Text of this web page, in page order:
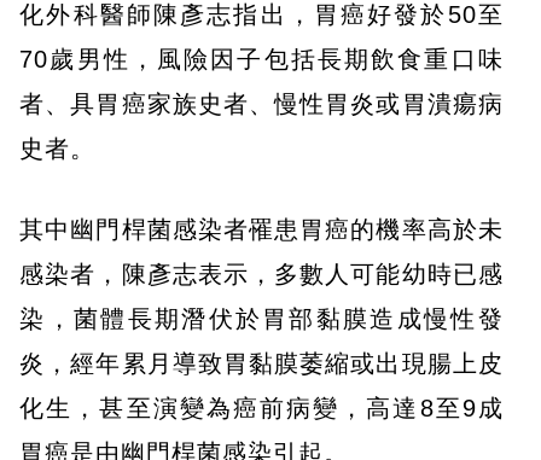
化外科醫師陳彥志指出，胃癌好發於50至
70歲男性，風險因子包括長期飲食重口味
者、具胃癌家族史者、慢性胃炎或胃潰瘍病
史者。
其中幽門桿菌感染者罹患胃癌的機率高於未
感染者，陳彥志表示，多數人可能幼時已感
染，菌體長期潛伏於胃部黏膜造成慢性發
炎，經年累月導致胃黏膜萎縮或出現腸上皮
化生，甚至演變為癌前病變，高達8至9成
胃癌是由幽門桿菌感染引起。